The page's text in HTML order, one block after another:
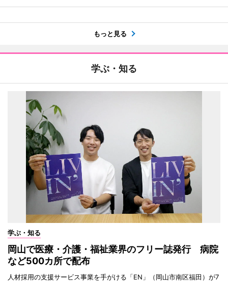
もっと見る
学ぶ・知る
学ぶ・知る
岡山で医療・介護・福祉業界のフリー誌発行 病院
など500カ所で配布
人材採用の支援サービス事業を手がける「EN」（岡山市南区福田）が7